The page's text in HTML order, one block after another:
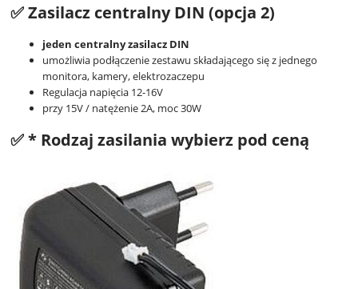
✅Zasilacz centralny DIN (opcja 2)
jeden centralny zasilacz DIN
umożliwia podłączenie zestawu składającego się z jednego
monitora, kamery, elektrozaczepu
Regulacja napięcia 12-16V
przy 15V / natężenie 2A, moc 30W
✅ * Rodzaj zasilania wybierz pod ceną